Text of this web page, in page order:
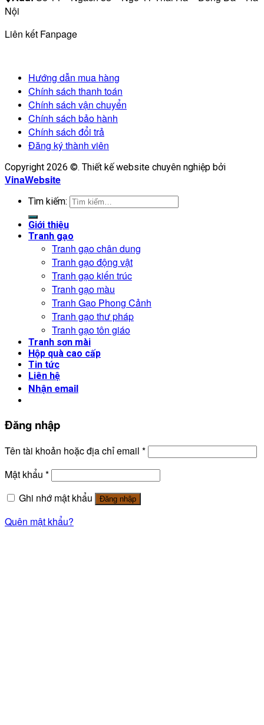
Nội
Liên kết Fanpage
Hướng dẫn mua hàng
Chính sách thanh toán
Chính sách vận chuyển
Chính sách bảo hành
Chính sách đổi trả
Đăng ký thành viên
Copyright 2026 ©. Thiết kế website chuyên nghiệp bởi
VinaWebsite
Tìm kiếm:
Giới thiệu
Tranh gạo
Tranh gạo chân dung
Tranh gạo động vật
Tranh gạo kiến trúc
Tranh gạo màu
Tranh Gạo Phong Cảnh
Tranh gạo thư pháp
Tranh gạo tôn giáo
Tranh sơn mài
Hộp quà cao cấp
Tin tức
Liên hệ
Nhận email
Đăng nhập
Tên tài khoản hoặc địa chỉ email *
Mật khẩu *
Ghi nhớ mật khẩu
Đăng nhập
Quên mật khẩu?